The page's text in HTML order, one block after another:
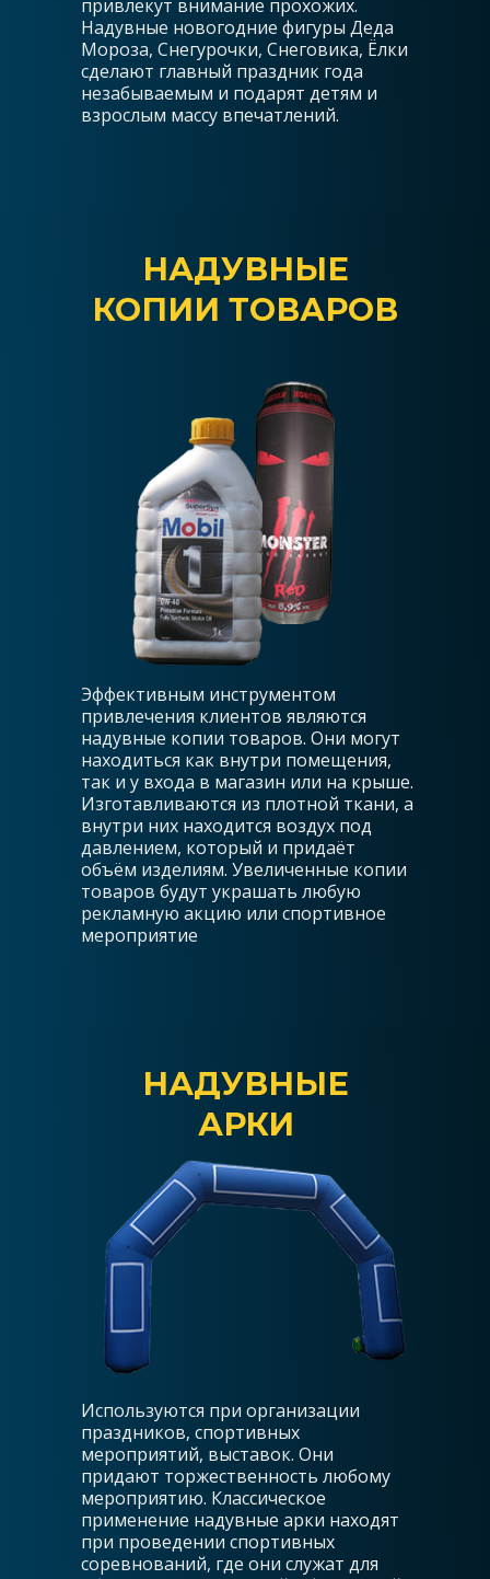
привлекут внимание прохожих.
Надувные новогодние фигуры Деда
Мороза, Снегурочки, Снеговика, Ёлки
сделают главный праздник года
незабываемым и подарят детям и
взрослым массу впечатлений.
НАДУВНЫЕ
КОПИИ ТОВАРОВ
Эффективным инструментом
привлечения клиентов являются
надувные копии товаров. Они могут
находиться как внутри помещения,
так и у входа в магазин или на крыше.
Изготавливаются из плотной ткани, а
внутри них находится воздух под
давлением, который и придаёт
объём изделиям. Увеличенные копии
товаров будут украшать любую
рекламную акцию или спортивное
мероприятие
НАДУВНЫЕ
АРКИ
Используются при организации
праздников, спортивных
мероприятий, выставок. Они
придают торжественность любому
мероприятию. Классическое
применение надувные арки находят
при проведении спортивных
соревнований, где они служат для